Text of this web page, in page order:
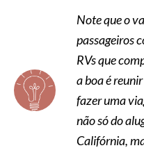
Note que o
passageiros
RVs que
a boa é
fazer uma
não só do
Califórnia,